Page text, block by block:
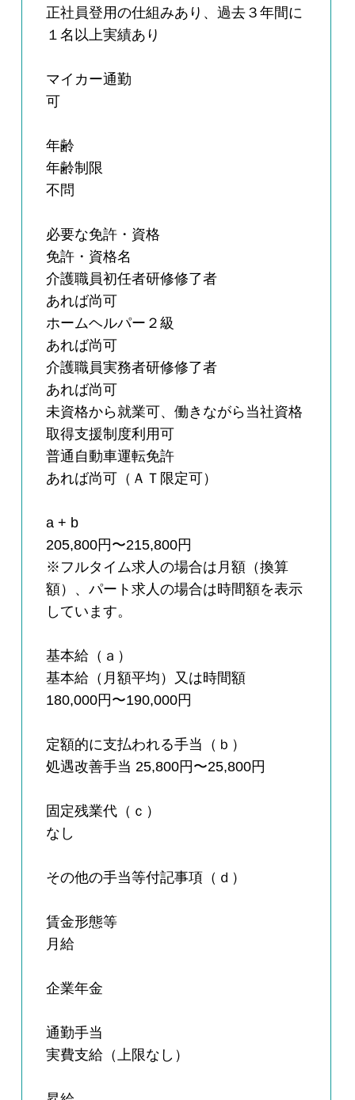
正社員登用の仕組みあり、過去３年間に
１名以上実績あり
マイカー通勤
可
年齢
年齢制限
不問
必要な免許・資格
免許・資格名
介護職員初任者研修修了者
あれば尚可
ホームヘルパー２級
あれば尚可
介護職員実務者研修修了者
あれば尚可
未資格から就業可、働きながら当社資格
取得支援制度利用可
普通自動車運転免許
あれば尚可（ＡＴ限定可）
a + b
205,800円〜215,800円
※フルタイム求人の場合は月額（換算
額）、パート求人の場合は時間額を表示
しています。
基本給（ａ）
基本給（月額平均）又は時間額
180,000円〜190,000円
定額的に支払われる手当（ｂ）
処遇改善手当 25,800円〜25,800円
固定残業代（ｃ）
なし
その他の手当等付記事項（ｄ）
賃金形態等
月給
企業年金
通勤手当
実費支給（上限なし）